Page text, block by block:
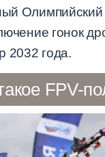
Олимпийский
гонок
2032 года.
FPV-